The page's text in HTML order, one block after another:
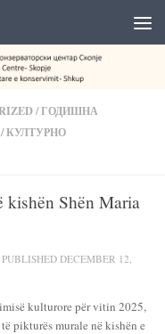
/ГОДИШНА
/КУЛТУРНО
kishën Shën Maria
PUBLISHED DECEMBER 12,
kulturore për vitin 2025,
pikturës murale në kishën e